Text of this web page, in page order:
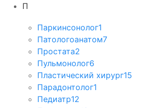
П
Паркинсонолог1
Патологоанатом7
Простата2
Пульмонолог6
Пластический хирург15
Парадонтолог1
Педиатр12